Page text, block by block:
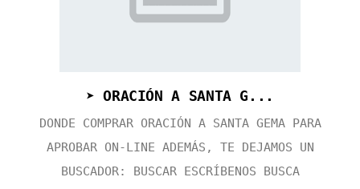
➤ ORACIÓN A SANTA G...
DONDE COMPRAR ORACIÓN A SANTA GEMA PARA
APROBAR ON-LINE ADEMÁS, TE DEJAMOS UN
BUSCADOR: BUSCAR ESCRÍBENOS BUSCA